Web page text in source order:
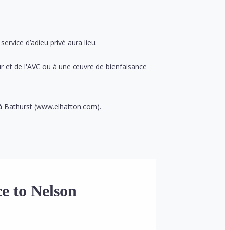
d’adieu privé aura lieu.
de l'AVC ou à une œuvre de bienfaisance
Bathurst (www.elhatton.com).
to Nelson